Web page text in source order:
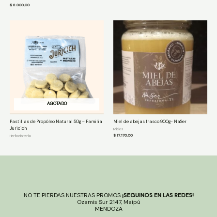
$8.000,00
AGOTADO
Pastillas de Propóleo Natural 50g – Familia
Juricich
Herboristería
Miel de abejas frasco 900g- NaSer
Mieles
$17.170,00
NO TE PIERDAS NUESTRAS PROMOS¡SEGUINOS EN LAS REDES!
Ozamis Sur 2147, Maipú
MENDOZA